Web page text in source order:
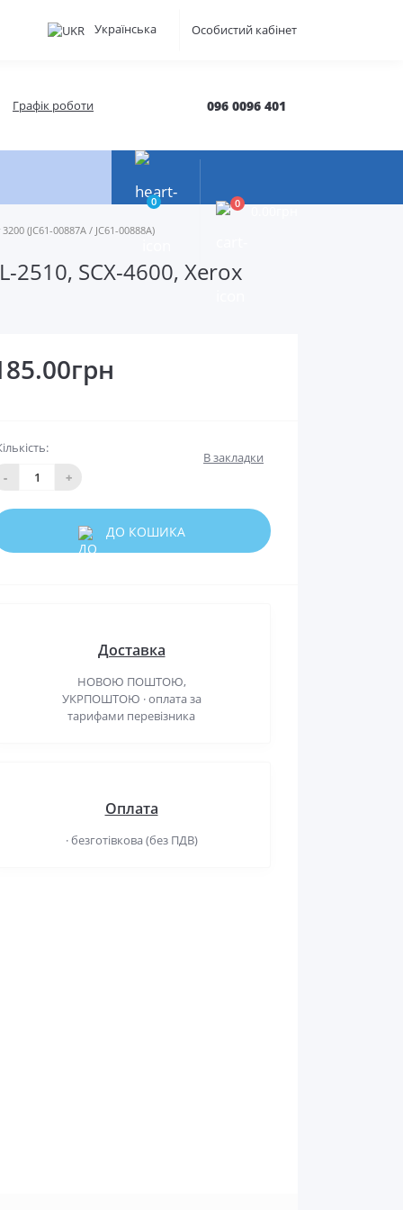
Українська Особистий кабінет
Графік роботи 096 0096 401
0 0
(JC61-00887A / JC61-00888A)
2510, SCX-4600, Xerox
-
+
В закладки
ДО КОШИКА
Доставка
НОВОЮ ПОШТОЮ,
УКРПОШТОЮ · оплата за
тарифами перевізника
Оплата
· безготівкова (без ПДВ)